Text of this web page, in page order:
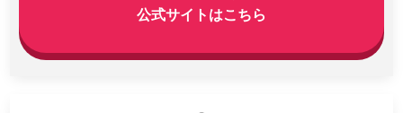
公式サイトはこちら